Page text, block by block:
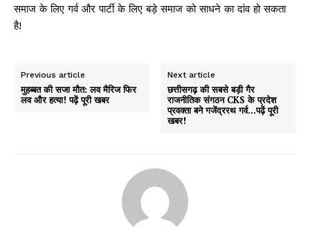
समाज के लिए गर्व और पार्टी के लिए बड़े समाज को साधने का दांव हो सकता
है!
Previous article
मुहब्बत की सजा मौत: लव मैरिज फिर
लव और हत्या! पढ़ें पूरी खबर
Next article
छत्तीसगढ़ की सबसे बड़ी गैर
राजनीतिक संगठन CKS के प्रदेश
प्रवक्ता बने गजेंद्ररथ गर्व…पढ़ें पूरी
खबर!